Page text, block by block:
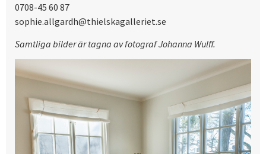
0708-45 60 87
sophie.allgardh@thielskagalleriet.se
Samtliga bilder är tagna av fotograf Johanna Wulff.